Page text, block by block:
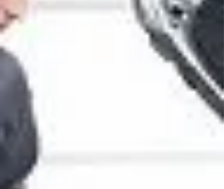
学生さんは そろそろ夏休みの計画など 考える時期
なり、 お金がないから ヒッチハイクする人も いら
っしゃる事でしょう。 ヒッチハイクというと 地名
を書いた看板が メジャーですけど この看板に書い
が止まってくれない、